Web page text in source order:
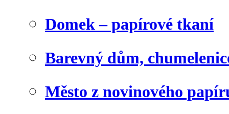
Domek – papírové tkaní
Barevný dům,
Město z novinového